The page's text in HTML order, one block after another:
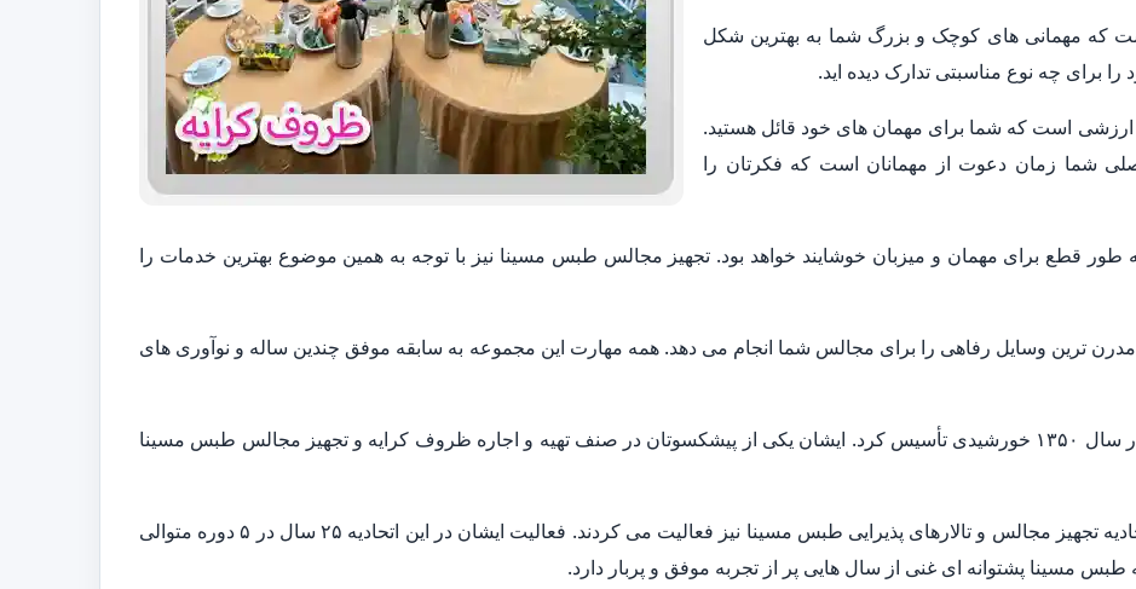
که مهمانی های کوچک و بزرگ شما به بهترین شکل
برای چه نوع مناسبتی تدارک دیده اید.
است که شما برای مهمان های خود قائل هستید.
شما زمان دعوت از مهمانان است که فکرتان را
طور قطع برای مهمان و میزبان خوشایند خواهد بود. تجهیز مجالس طبس مسینا نیز با توجه به همین موضوع بهترین خدمات را
ترین وسایل رفاهی را برای مجالس شما انجام می دهد. همه مهارت این مجموعه به سابقه موفق چندین ساله و نوآوری های
ظروف کرایه طبس مسینا تجهیز مجالس را در سال ۱۳۵۰ خورشیدی تأسیس کرد. ایشان یکی از پیشکسوتان در صنف تهیه و اجاره ظروف کرایه و تجهیز مجالس طبس مسینا
همچنین در طول سال های فعالیت خود در اتحادیه تجهیز مجالس و تالارهای پذیرایی طبس مسینا نیز فعالیت می کردند. فعالیت ایشان در این اتحادیه ۲۵ سال در ۵ دوره متوالی
مسینا پشتوانه ای غنی از سال هایی پر از تجربه موفق و پربار دارد.